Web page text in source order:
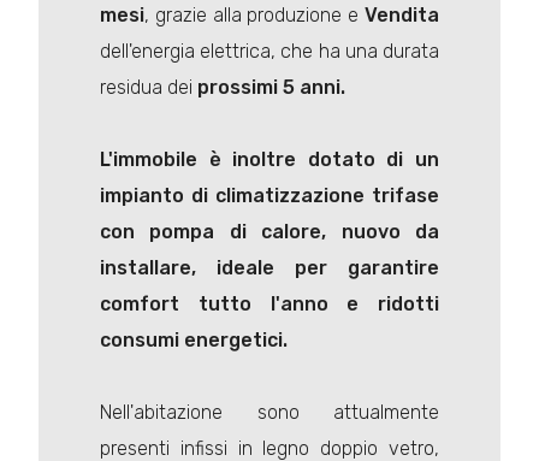
mesi, grazie alla produzione e Vendita
dell'energia elettrica, che ha una durata
residua dei prossimi 5 anni.
L'immobile è inoltre dotato di un
impianto di climatizzazione trifase
con pompa di calore, nuovo da
installare, ideale per garantire
comfort tutto l'anno e ridotti
consumi energetici.
Nell'abitazione sono attualmente
presenti infissi in legno doppio vetro,